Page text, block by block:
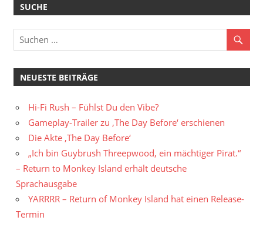
SUCHE
NEUESTE BEITRÄGE
Hi-Fi Rush – Fühlst Du den Vibe?
Gameplay-Trailer zu ‚The Day Before‘ erschienen
Die Akte ‚The Day Before‘
„Ich bin Guybrush Threepwood, ein mächtiger Pirat.“
– Return to Monkey Island erhält deutsche
Sprachausgabe
YARRRR – Return of Monkey Island hat einen Release-
Termin